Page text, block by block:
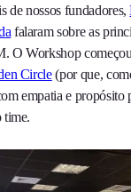
de nossos fundadores,
falaram sobre as
O Workshop
Circle(por que,
empatia e propósito
time.